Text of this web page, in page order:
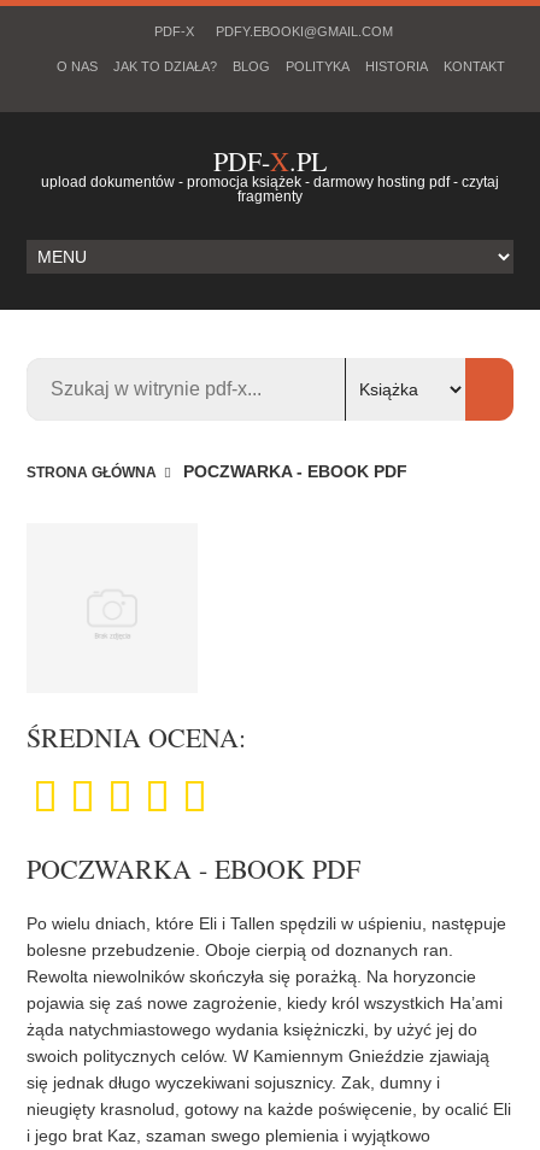
PDF-X PDFY.EBOOKI@GMAIL.COM
O NAS JAK TO DZIAŁA? BLOG POLITYKA HISTORIA KONTAKT
PDF-X.PL
upload dokumentów - promocja książek - darmowy hosting pdf - czytaj
fragmenty
STRONA GŁÓWNA POCZWARKA - EBOOK PDF
ŚREDNIA OCENA:
POCZWARKA - EBOOK PDF
Po wielu dniach, które Eli i Tallen spędzili w uśpieniu, następuje
bolesne przebudzenie. Oboje cierpią od doznanych ran.
Rewolta niewolników skończyła się porażką. Na horyzoncie
pojawia się zaś nowe zagrożenie, kiedy król wszystkich Ha’ami
żąda natychmiastowego wydania księżniczki, by użyć jej do
swoich politycznych celów. W Kamiennym Gnieździe zjawiają
się jednak długo wyczekiwani sojusznicy. Zak, dumny i
nieugięty krasnolud, gotowy na każde poświęcenie, by ocalić Eli
i jego brat Kaz, szaman swego plemienia i wyjątkowo